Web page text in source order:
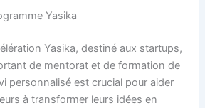
Yasika
Yasika, destiné aux startups,
de mentorat et de formation de
personnalisé est crucial pour aider
à transformer leurs idées en